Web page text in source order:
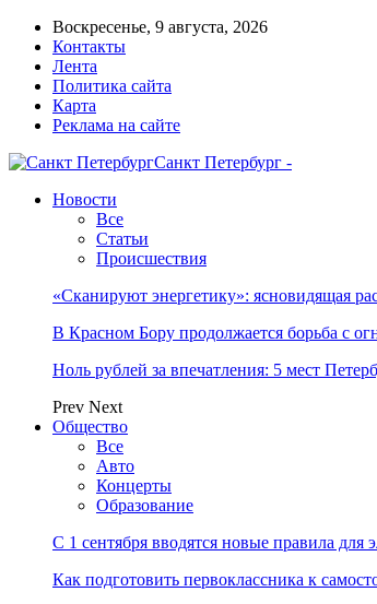
Воскресенье, 9 августа, 2026
Контакты
Лента
Политика сайта
Карта
Реклама на сайте
Санкт Петербург -
Новости
Все
Статьи
Происшествия
«Сканируют энергетику»: ясновидящая
В Красном Бору продолжается борьба с
Ноль рублей за впечатления: 5 мест
Prev Next
Общество
Все
Авто
Концерты
Образование
С 1 сентября вводятся новые правила для
Как подготовить первоклассника к